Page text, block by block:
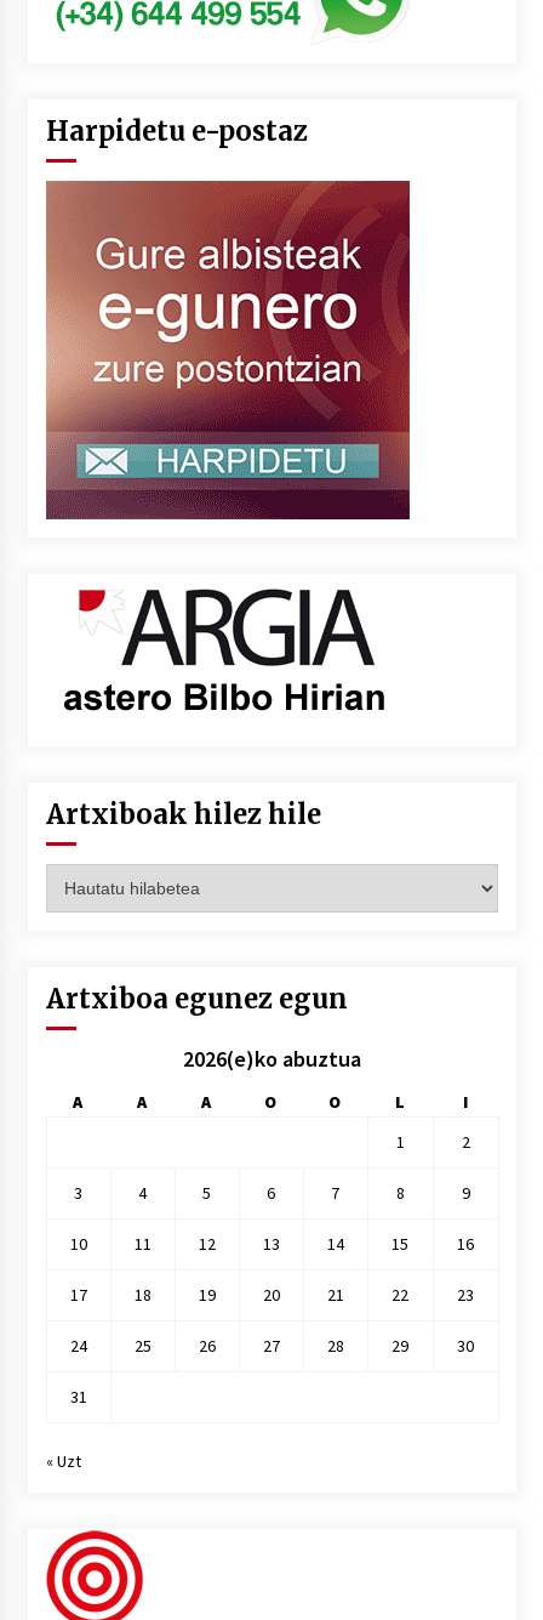
Harpidetu e-postaz
Artxiboak hilez hile
hilez
Artxiboa egunez egun
2026(e)ko abuztua
A A A O O L
I
1
2
3 4 5 6 7 8 9
10 11 12 13 14 15 16
17 18 19 20 21 22 23
24 25 26 27 28 29 30
31
« Uzt